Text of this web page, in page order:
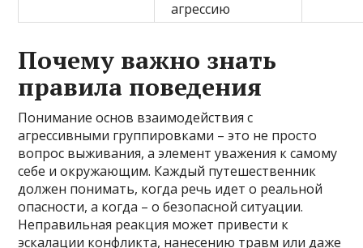
агрессию
Почему важно знать
правила поведения
Понимание основ взаимодействия с
агрессивными группировками – это не просто
вопрос выживания, а элемент уважения к самому
себе и окружающим. Каждый путешественник
должен понимать, когда речь идет о реальной
опасности, а когда – о безопасной ситуации.
Неправильная реакция может привести к
эскалации конфликта, нанесению травм или даже